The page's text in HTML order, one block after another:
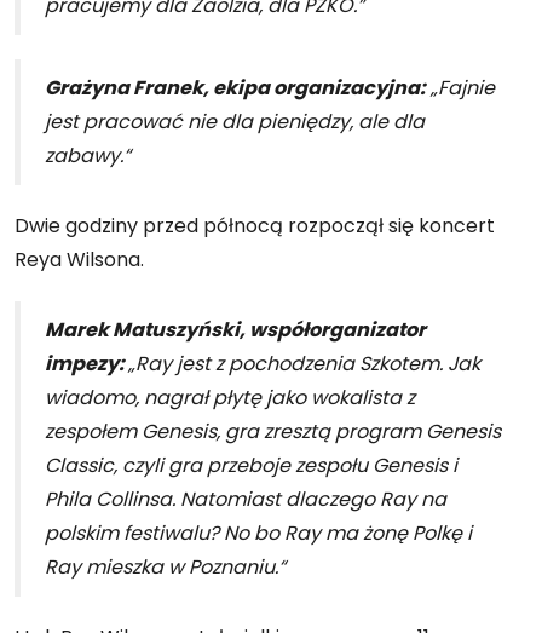
Grażyna Franek, ekipa organizacyjna:„Fajnie
jest pracować nie dla pieniędzy, ale dla
zabawy.“
Dwie godziny przed północą rozpoczął się koncert
Reya Wilsona.
Marek Matuszyński, współorganizator
impezy:„Ray jest z pochodzenia Szkotem. Jak
wiadomo, nagrał płytę jako wokalista z
zespołem Genesis, gra zresztą program Genesis
Classic, czyli gra przeboje zespołu Genesis i
Phila Collinsa. Natomiast dlaczego Ray na
polskim festiwalu? No bo Ray ma żonę Polkę i
Ray mieszka w Poznaniu.“